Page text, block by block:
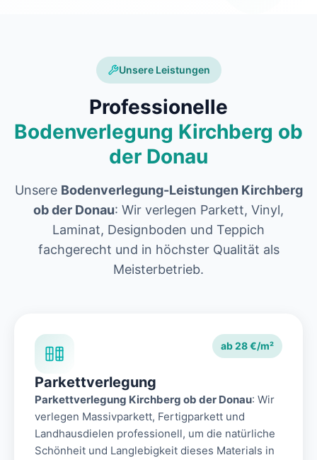
Unsere Leistungen
Professionelle
Bodenverlegung Kirchberg ob
der Donau
Unsere Bodenverlegung-Leistungen Kirchberg
ob der Donau: Wir verlegen Parkett, Vinyl,
Laminat, Designboden und Teppich
fachgerecht und in höchster Qualität als
Meisterbetrieb.
ab 28 €/m²
Parkettverlegung
Parkettverlegung Kirchberg ob der Donau: Wir
verlegen Massivparkett, Fertigparkett und
Landhausdielen professionell, um die natürliche
Schönheit und Langlebigkeit dieses Materials in